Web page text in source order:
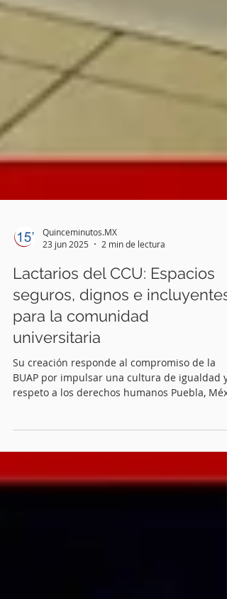
Quinceminutos.MX
23 jun 2025
2 min de lectura
Lactarios del CCU: Espacios
seguros, dignos e incluyentes
para la comunidad
universitaria
Su creación responde al compromiso de la
respeto a los derechos humanos Puebla,